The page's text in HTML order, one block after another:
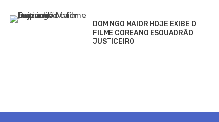
DOMINGO MAIOR HOJE EXIBE O
FILME COREANO ESQUADRÃO
JUSTICEIRO